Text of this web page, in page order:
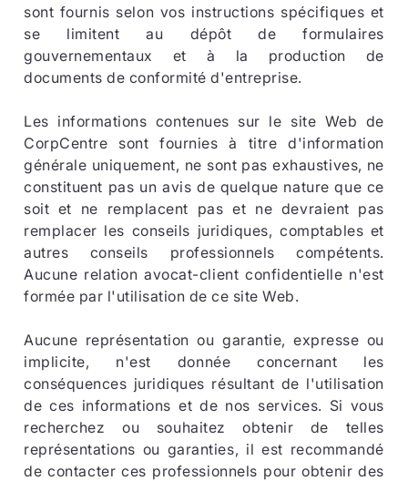
sont fournis selon vos instructions spécifiques et
se limitent au dépôt de formulaires
gouvernementaux et à la production de
documents de conformité d'entreprise.
Les informations contenues sur le site Web de
CorpCentre sont fournies à titre d'information
générale uniquement, ne sont pas exhaustives, ne
constituent pas un avis de quelque nature que ce
soit et ne remplacent pas et ne devraient pas
remplacer les conseils juridiques, comptables et
autres conseils professionnels compétents.
Aucune relation avocat-client confidentielle n'est
formée par l'utilisation de ce site Web.
Aucune représentation ou garantie, expresse ou
implicite, n'est donnée concernant les
conséquences juridiques résultant de l'utilisation
de ces informations et de nos services. Si vous
recherchez ou souhaitez obtenir de telles
représentations ou garanties, il est recommandé
de contacter ces professionnels pour obtenir des